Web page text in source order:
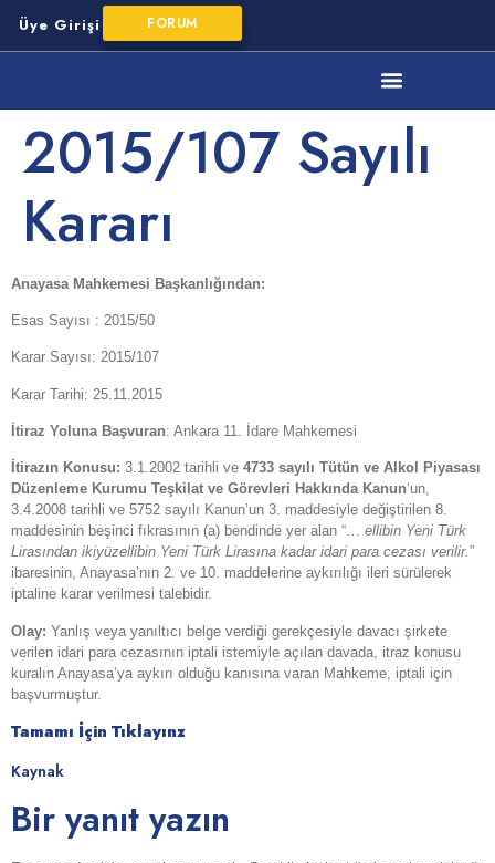
Üye Girişi FORUM
2015/107 Sayılı
Kararı
Anayasa Mahkemesi Başkanlığından:
Esas Sayısı : 2015/50
Karar Sayısı: 2015/107
Karar Tarihi: 25.11.2015
İtiraz Yoluna Başvuran: Ankara 11. İdare Mahkemesi
İtirazın Konusu: 3.1.2002 tarihli ve 4733 sayılı Tütün ve Alkol Piyasası
Düzenleme Kurumu Teşkilat ve Görevleri Hakkında Kanun‘un,
3.4.2008 tarihli ve 5752 sayılı Kanun’un 3. maddesiyle değiştirilen 8.
maddesinin beşinci fıkrasının (a) bendinde yer alan “… ellibin Yeni Türk
Lirasından ikiyüzellibin Yeni Türk Lirasına kadar idari para cezası verilir.”
ibaresinin, Anayasa’nın 2. ve 10. maddelerine aykırılığı ileri sürülerek
iptaline karar verilmesi talebidir.
Olay: Yanlış veya yanıltıcı belge verdiği gerekçesiyle davacı şirkete
verilen idari para cezasının iptali istemiyle açılan davada, itraz konusu
kuralın Anayasa’ya aykırı olduğu kanısına varan Mahkeme, iptali için
başvurmuştur.
Tamamı İçin Tıklayınz
Kaynak
Bir yanıt yazın